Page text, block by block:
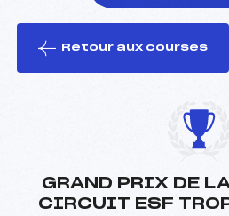
le ski
Retour aux courses
GRAND PRIX DE
CIRCUIT ESF